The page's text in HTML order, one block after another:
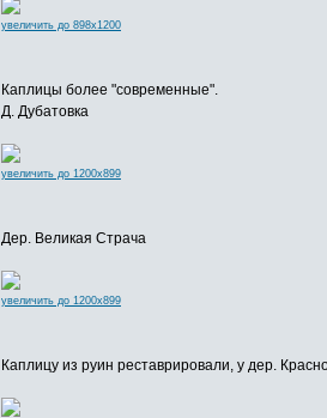
увеличить до 898x1200
Каплицы более "современные".
Д. Дубатовка
увеличить до 1200x899
Дер. Великая Страча
увеличить до 1200x899
Каплицу из руин реставрировали, у дер.